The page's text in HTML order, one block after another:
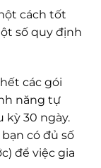
cách tốt
số quy định
các gói
năng tự
kỳ 30 ngày.
có đủ số
để việc gia